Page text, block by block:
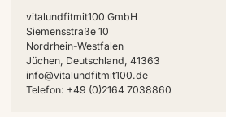
vitalundfitmit100 GmbH
Siemensstraße 10
Nordrhein-Westfalen
Jüchen, Deutschland, 41363
info@vitalundfitmit100.de
Telefon: +49 (0)2164 7038860